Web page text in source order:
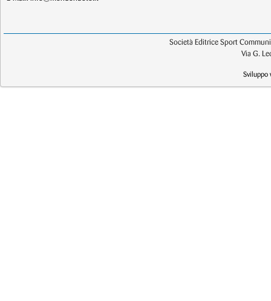
Società Editrice Sport
Via G.
Sviluppo